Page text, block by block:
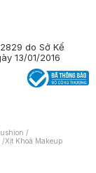
do Sở Kế
13/01/2016
/
/Xịt Khoá Makeup